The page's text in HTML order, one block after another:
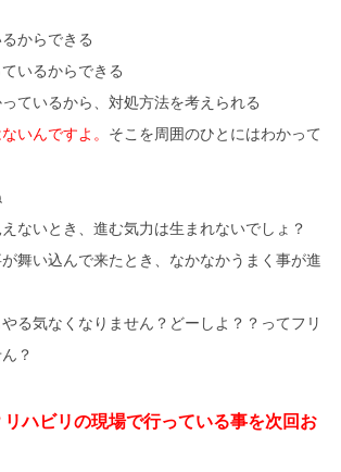
からできる
いるからできる
ているから、対処方法を考えられる
いんですよ。 そこを周囲のひとにはわかって
ないとき、進む気力は生まれないでしょ？
舞い込んで来たとき、なかなかうまく事が進
る気なくなりません？どーしよ？？ってフリ
？
ハビリの現場で行っている事を次回お